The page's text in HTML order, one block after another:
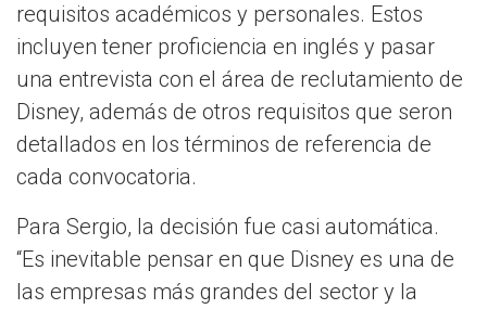
requisitos académicos y personales. Estos
incluyen tener proficiencia en inglés y pasar
una entrevista con el área de reclutamiento de
Disney, además de otros requisitos que seron
detallados en los términos de referencia de
cada convocatoria.
Para Sergio, la decisión fue casi automática.
“Es inevitable pensar en que Disney es una de
las empresas más grandes del sector y la